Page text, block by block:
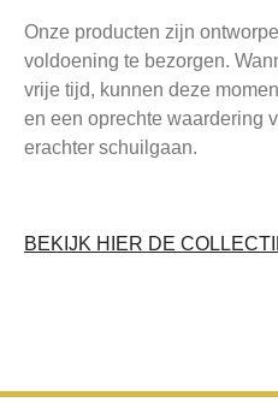
Onze producten zijn
voldoening te bezorgen.
vrije tijd, kunnen deze
en een oprechte waardering
erachter schuilgaan.
BEKIJK HIER DE